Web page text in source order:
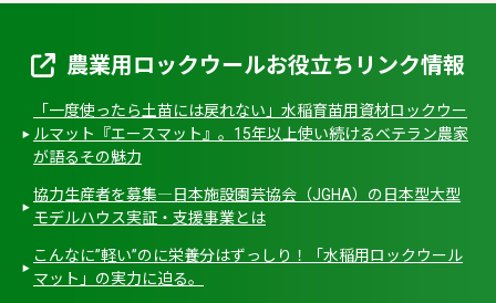
農業用ロックウールお役立ちリンク情報
「一度使ったら土苗には戻れない」水稲育苗用資材ロックウー
ルマット『エースマット』。15年以上使い続けるベテラン農家
が語るその魅力
協力生産者を募集―日本施設園芸協会（JGHA）の日本型大型
モデルハウス実証・支援事業とは
こんなに”軽い”のに栄養分はずっしり！「水稲用ロックウール
マット」の実力に迫る。